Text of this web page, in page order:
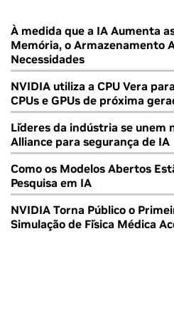
À medida que a IA Aumenta
Memória, o Armazenamento
Necessidades
NVIDIA utiliza a CPU Vera
CPUs e GPUs de próxima
Líderes da indústria se unem
Alliance para segurança de IA
Como os Modelos Abertos
Pesquisa em IA
NVIDIA Torna Público o
Simulação de Física Médica